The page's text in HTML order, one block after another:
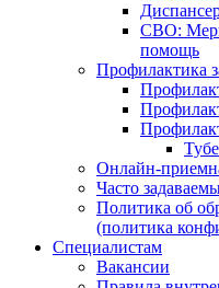
СВО:
помощь
Профилактика
Онлайн-
Часто
Политика об
(политика
Специалистам
Вакансии